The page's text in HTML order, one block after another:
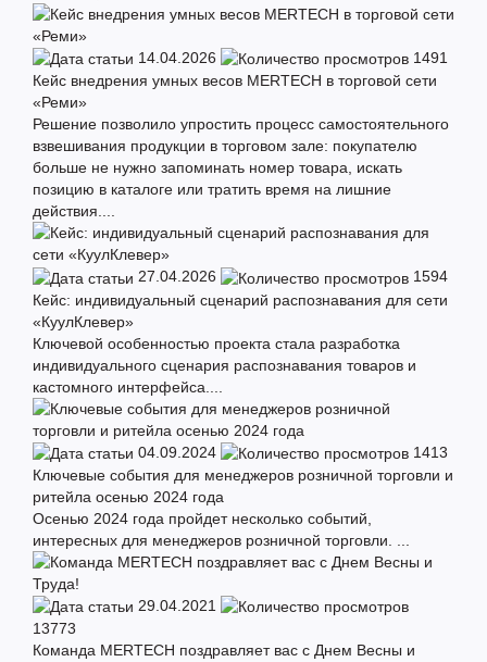
14.04.2026
1491
Кейс внедрения умных весов MERTECH в торговой сети
«Реми»
Решение позволило упростить процесс самостоятельного
взвешивания продукции в торговом зале: покупателю
больше не нужно запоминать номер товара, искать
позицию в каталоге или тратить время на лишние
действия....
27.04.2026
1594
Кейс: индивидуальный сценарий распознавания для сети
«КуулКлевер»
Ключевой особенностью проекта стала разработка
индивидуального сценария распознавания товаров и
кастомного интерфейса....
04.09.2024
1413
Ключевые события для менеджеров розничной торговли и
ритейла осенью 2024 года
Осенью 2024 года пройдет несколько событий,
интересных для менеджеров розничной торговли. ...
29.04.2021
13773
Команда MERTECH поздравляет вас с Днем Весны и